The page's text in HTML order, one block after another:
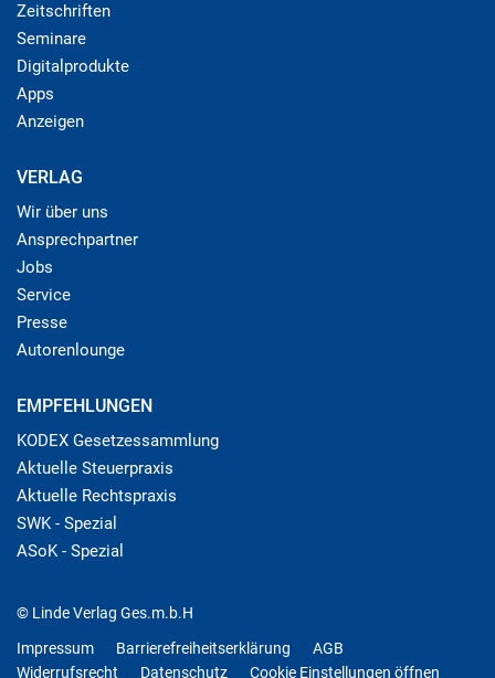
Zeitschriften
Seminare
Digitalprodukte
Apps
Anzeigen
VERLAG
Wir über uns
Ansprechpartner
Jobs
Service
Presse
Autorenlounge
EMPFEHLUNGEN
KODEX Gesetzessammlung
Aktuelle Steuerpraxis
Aktuelle Rechtspraxis
SWK - Spezial
ASoK - Spezial
© Linde Verlag Ges.m.b.H
Impressum
Barrierefreiheitserklärung
AGB
Widerrufsrecht
Datenschutz Cookie Einstellungen öffnen